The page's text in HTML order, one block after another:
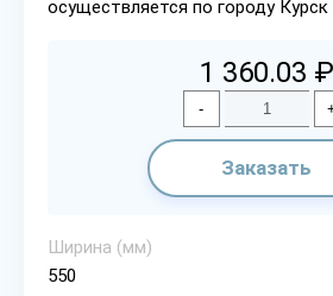
осуществляется по городу Курск
1 360.03 ₽
-
Заказать
Ширина (мм)
550